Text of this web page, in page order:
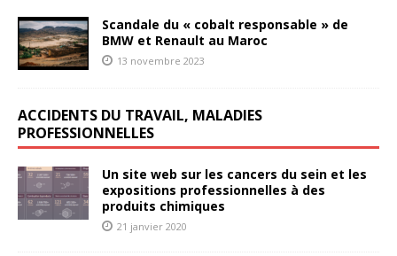
Scandale du « cobalt responsable » de
BMW et Renault au Maroc
13 novembre 2023
ACCIDENTS DU TRAVAIL, MALADIES
PROFESSIONNELLES
Un site web sur les cancers du sein et les
expositions professionnelles à des
produits chimiques
21 janvier 2020